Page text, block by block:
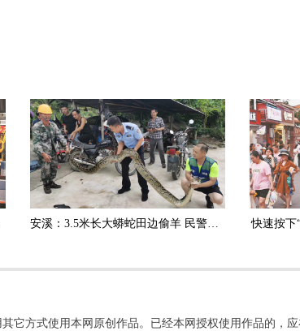
安溪：3.5米长大蟒蛇田边偷羊 民警擒获放生 快速按下
它方式使用本网原创作品。已经本网授权使用作品的，